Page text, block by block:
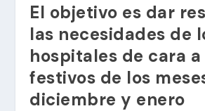
El objetivo es dar
las necesidades de
hospitales de cara
festivos de los
diciembre y enero